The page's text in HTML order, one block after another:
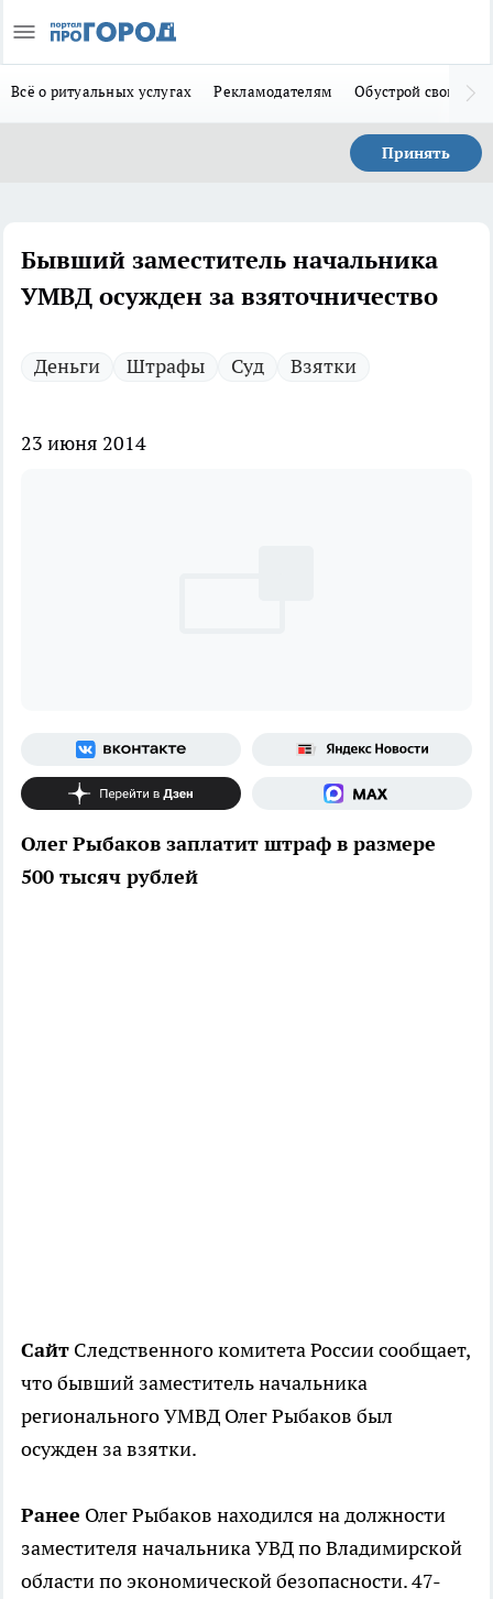
Всё о ритуальных услугах Рекламодателям Обустрой свой дом
Принять
Бывший заместитель начальника
УМВД осужден за взяточничество
Деньги Штрафы Суд Взятки
23 июня 2014
Олег Рыбаков заплатит штраф в размере
500 тысяч рублей
Сайт Следственного комитета России сообщает,
что бывший заместитель начальника
регионального УМВД Олег Рыбаков был
осужден за взятки.
Ранее Олег Рыбаков находился на должности
заместителя начальника УВД по Владимирской
области по экономической безопасности. 47-